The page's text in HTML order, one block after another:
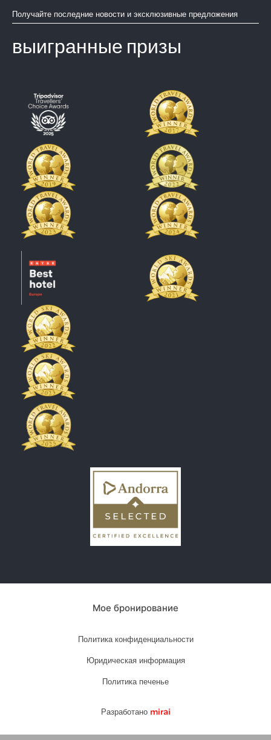
Получайте последние новости и эксклюзивные предложения
выигранные призы
Мое бронирование
Политика конфиденциальности
Юридическая информация
Политика печенье
Разработано mirai